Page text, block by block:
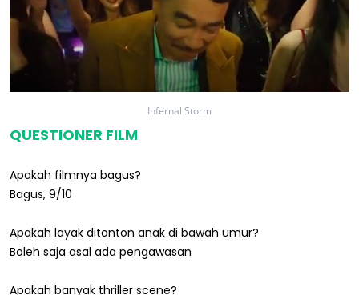
Infernal Storm
QUESTIONER FILM
Apakah filmnya bagus?
Bagus, 9/10
Apakah layak ditonton anak di bawah umur?
Boleh saja asal ada pengawasan
Apakah banyak thriller scene?